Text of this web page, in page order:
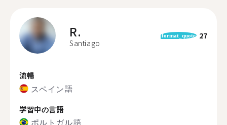
R.
Santiago
format_quote 27
流暢
スペイン語
学習中の言語
ポルトガル語